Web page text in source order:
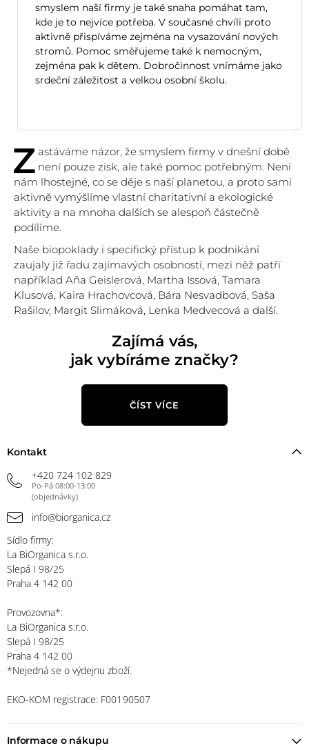
smyslem naší firmy je také snaha pomáhat tam,
kde je to nejvíce potřeba. V současné chvíli proto
aktivně přispíváme zejména na vysazování nových
stromů. Pomoc směřujeme také k nemocným,
zejména pak k dětem. Dobročinnost vnímáme jako
srdeční záležitost a velkou osobní školu.
Z astáváme názor, že smyslem firmy v dnešní době
není pouze zisk, ale také pomoc potřebným. Není
nám lhostejné, co se děje s naší planetou, a proto sami
aktivně vymýšlíme vlastní charitativní a ekologické
aktivity a na mnoha dalších se alespoň částečně
podílíme.
Naše biopoklady i specifický přístup k podnikání
zaujaly již řadu zajímavých osobností, mezi něž patří
například Aňa Geislerová, Martha Issová, Tamara
Klusová, Kaira Hrachovcová, Bára Nesvadbová, Saša
Rašilov, Margit Slimáková, Lenka Medvecová a další.
Zajímá vás,
jak vybíráme značky?
ČÍST VÍCE
Kontakt
+420 724 102 829
Po-Pá 08:00-13:00
(objednávky)
info@biorganica.cz
Sídlo firmy:
La BiOrganica s.r.o.
Slepá I 98/25
Praha 4 142 00
Provozovna*:
La BiOrganica s.r.o.
Slepá I 98/25
Praha 4 142 00
*Nejedná se o výdejnu zboží.
EKO-KOM registrace: F00190507
Informace o nákupu